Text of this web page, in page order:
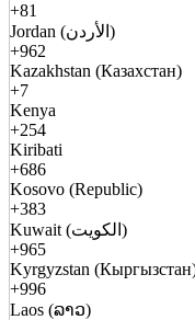
+81
Jordan (الأردن)
+962
Kazakhstan (Казахстан)
+7
Kenya
+254
Kiribati
+686
Kosovo (Republic)
+383
Kuwait (الكويت)
+965
Kyrgyzstan
+996
Laos (ລາວ)